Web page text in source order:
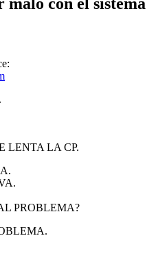
con el sistema
LENTA LA CP.
PROBLEMA?